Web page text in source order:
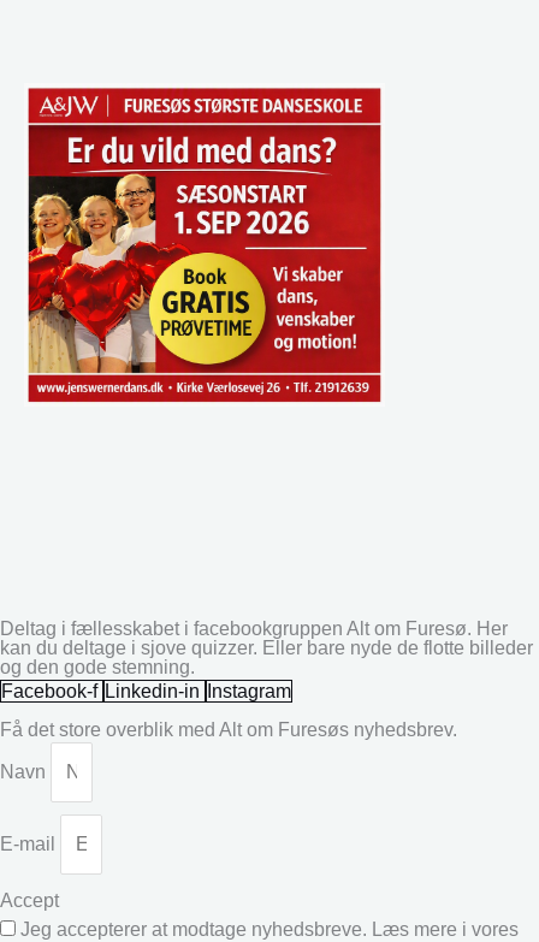
Deltag i fællesskabet i facebookgruppen Alt om Furesø. Her
kan du deltage i sjove quizzer. Eller bare nyde de flotte billeder
og den gode stemning.
Facebook-f Linkedin-in
Instagram
Få det store overblik med Alt om Furesøs nyhedsbrev.
Navn
E-mail
Accept
Jeg accepterer at modtage nyhedsbreve. Læs mere i vores